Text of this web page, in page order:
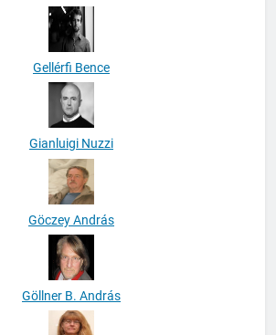
Gellérfi Bence
Gianluigi Nuzzi
Göczey András
Göllner B. András